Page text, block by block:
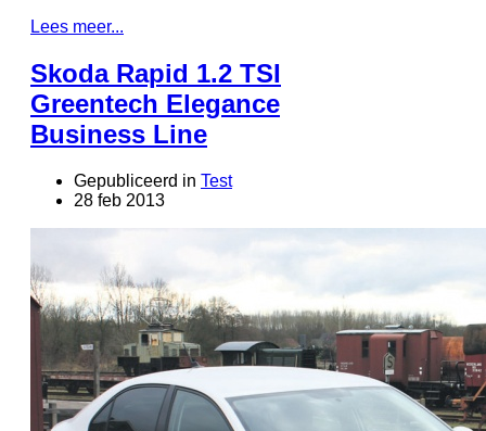
Lees meer...
Skoda Rapid 1.2 TSI
Greentech Elegance
Business Line
Gepubliceerd in Test
28 feb 2013